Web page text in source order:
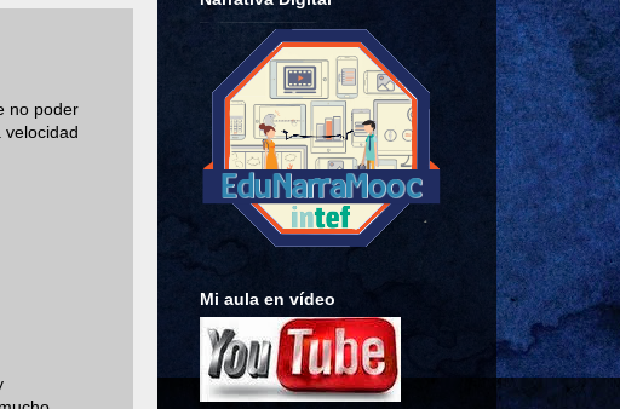
no poder
velocidad
Mi aula en vídeo